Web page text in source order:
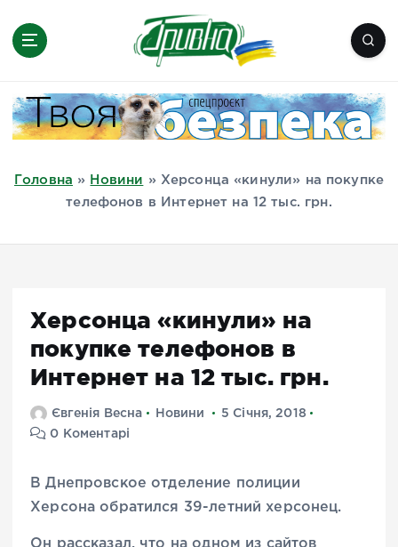
Миколаїв, Одеса, Мелітополь
Головна » Новини » Херсонца «кинули» на покупке
телефонов в Интернет на 12 тыс. грн.
Херсонца «кинули» на
покупке телефонов в
Интернет на 12 тыс. грн.
Євгенія Весна Новини
5 Січня, 2018
0 Коментарі
В Днепровское отделение полиции
Херсона обратился 39-летний херсонец.
Он рассказал, что на одном из сайтов